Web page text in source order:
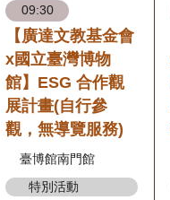
09:30
【廣達文教基金會
x國立臺灣博物
館】ESG 合作觀
展計畫(自行參
觀，無導覽服務)
臺博館南門館
特別活動